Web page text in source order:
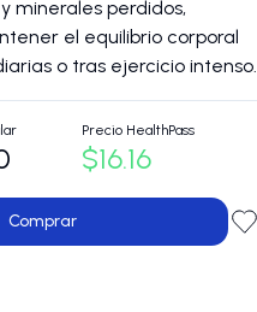
minerales perdidos,
el equilibrio corporal
o tras ejercicio intenso.
Precio HealthPass
$16.16
Comprar